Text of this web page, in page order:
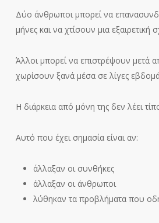
Δύο άνθρωποι μπορεί να
μήνες και να χτίσουν μια εξαιρετική
Άλλοι μπορεί να επιστρέψουν μετά
χωρίσουν ξανά μέσα σε λίγες
Η διάρκεια από μόνη της δεν λέει
Αυτό που έχει σημασία είναι αν:
άλλαξαν οι συνθήκες
άλλαξαν οι άνθρωποι
λύθηκαν τα προβλήματα που